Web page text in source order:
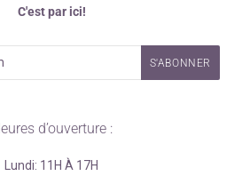
C'est par ici!
d’ouverture :
Lundi: 11H À 17H